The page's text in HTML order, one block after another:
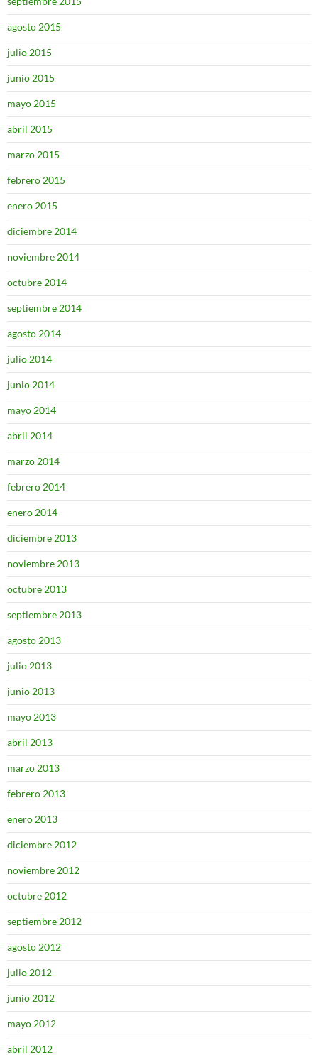
agosto 2015
julio 2015
junio 2015
mayo 2015
abril 2015
marzo 2015
febrero 2015
enero 2015
diciembre 2014
noviembre 2014
octubre 2014
septiembre 2014
agosto 2014
julio 2014
junio 2014
mayo 2014
abril 2014
marzo 2014
febrero 2014
enero 2014
diciembre 2013
noviembre 2013
octubre 2013
septiembre 2013
agosto 2013
julio 2013
junio 2013
mayo 2013
abril 2013
marzo 2013
febrero 2013
enero 2013
diciembre 2012
noviembre 2012
octubre 2012
septiembre 2012
agosto 2012
julio 2012
junio 2012
mayo 2012
abril 2012